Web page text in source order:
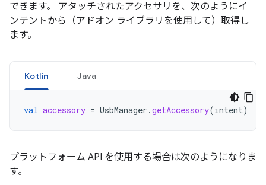
できます。 アタッチされたアクセサリを、次のようにイ
ンテントから（アドオン ライブラリを使用して）取得し
ます。
Kotlin Java
val accessory = UsbManager .getAccessory(intent)
プラットフォーム API を使用する場合は次のようになりま
す。